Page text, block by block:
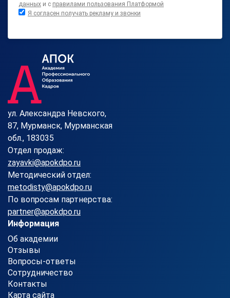
данных и с правилами пользования Платформой
Я согласен получать рекламу и звонки
ул. Александра Невского,
87, Мурманск, Мурманская
обл., 183035
Отдел продаж:
zayavki@apokdpo.ru
Методический отдел:
metodisty@apokdpo.ru
По вопросам партнерства:
partner@apokdpo.ru
Информация
Об академии
Отзывы
Вопросы-ответы
Сотрудничество
Контакты
Карта сайта